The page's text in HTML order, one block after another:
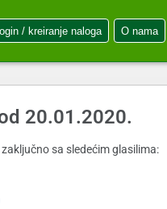
/ kreiranje naloga O nama
20.01.2020.
sa sledećim glasilima: